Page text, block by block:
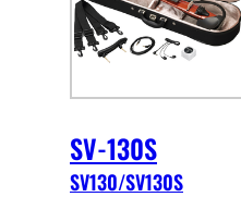
SV-130S
SV130/SV130S